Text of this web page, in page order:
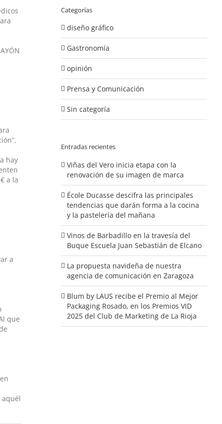
hay
a la
a
que
aquél
Categorías
diseño gráfico
Gastronomía
opinión
Prensa y Comunicación
Sin categoría
Entradas recientes
Viñas del Vero inicia etapa con la
renovación de su imagen de marca
École Ducasse descifra las principales
tendencias que darán forma a la cocina
y la pastelería del mañana
Vinos de Barbadillo en la travesía del
Buque Escuela Juan Sebastián de Elcano
La propuesta navideña de nuestra
agencia de comunicación en Zaragoza
Blum by LAUS recibe el Premio al Mejor
Packaging Rosado, en los Premios VID
2025 del Club de Marketing de La Rioja